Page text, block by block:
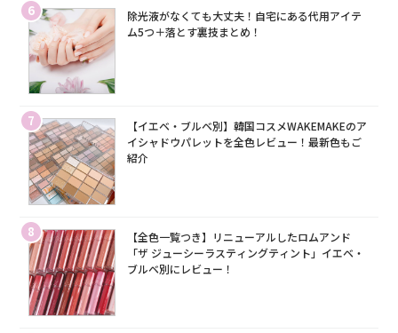
6
除光液がなくても大丈夫！自宅にある代用アイテ
ム5つ＋落とす裏技まとめ！
7
【イエベ・ブルベ別】韓国コスメWAKEMAKEのア
イシャドウパレットを全色レビュー！最新色もご
紹介
8
【全色一覧つき】リニューアルしたロムアンド
「ザ ジューシーラスティングティント」イエベ・
ブルベ別にレビュー！